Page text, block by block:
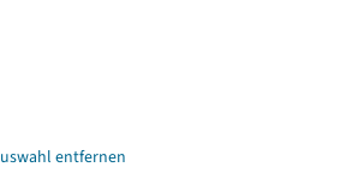
entfernen